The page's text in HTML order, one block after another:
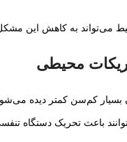
می‌تواند به کاهش این
محیطی
بسیار کم‌سن کمتر دیده
باعث تحریک دستگاه